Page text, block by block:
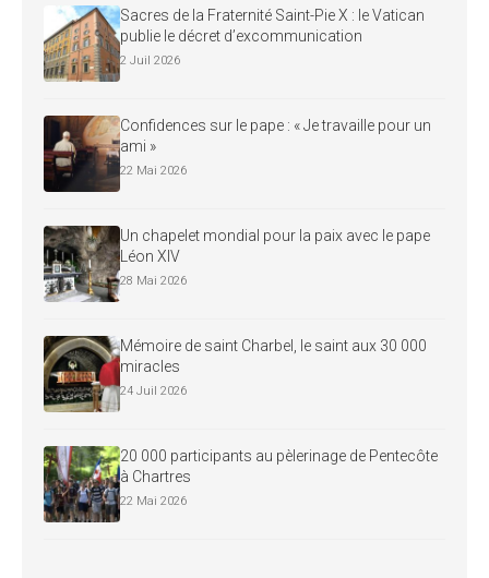
Sacres de la Fraternité Saint-Pie X : le Vatican
publie le décret d’excommunication
2 Juil 2026
Confidences sur le pape : « Je travaille pour un
ami »
22 Mai 2026
Un chapelet mondial pour la paix avec le pape
Léon XIV
28 Mai 2026
Mémoire de saint Charbel, le saint aux 30 000
miracles
24 Juil 2026
20 000 participants au pèlerinage de Pentecôte
à Chartres
22 Mai 2026